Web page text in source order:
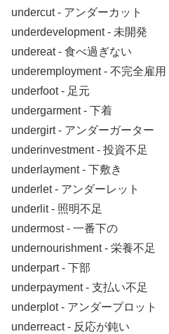
undercut ‐ アンダーカット
underdevelopment ‐ 未開発
undereat ‐ 食べ過ぎない
underemployment ‐ 不完全雇用
underfoot ‐ 足元
undergarment ‐ 下着
undergirt ‐ アンダーガーター
underinvestment ‐ 投資不足
underlayment ‐ 下敷き
underlet ‐ アンダーレット
underlit ‐ 照明不足
undermost ‐ 一番下の
undernourishment ‐ 栄養不足
underpart ‐ 下部
underpayment ‐ 支払い不足
underplot ‐ アンダープロット
underreact ‐ 反応が鈍い